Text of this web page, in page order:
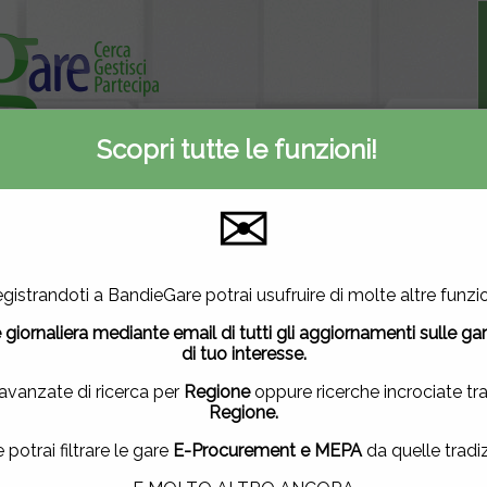
Informativa privacy
utilizza cookie di terze parti per migliorare la tua esperienza
vuoi saperne di piùclicca qui.
questa finestra, scorrendo questa pagina, cliccando su
la navigazione in altra maniera, acconsenti all'uso dei
NON ACCETTO
Scopri tutte le funzioni!
✉
a BandieGare potrai usufruire di molte altre
giornaliera mediante email di tutti gli aggiornamenti sulle
di tuo interesse.
di ricerca per Regioneoppure ricerche incrociate tra
Regione.
potrai filtrare le gare E-Procurement e MEPAda quelle
Contattaci
2860
Mercato elettronico
90
Nuove gare